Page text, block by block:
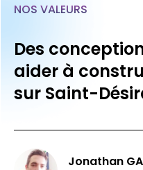
NOS VALEURS
Des
aider à
sur Saint-
Jonathan